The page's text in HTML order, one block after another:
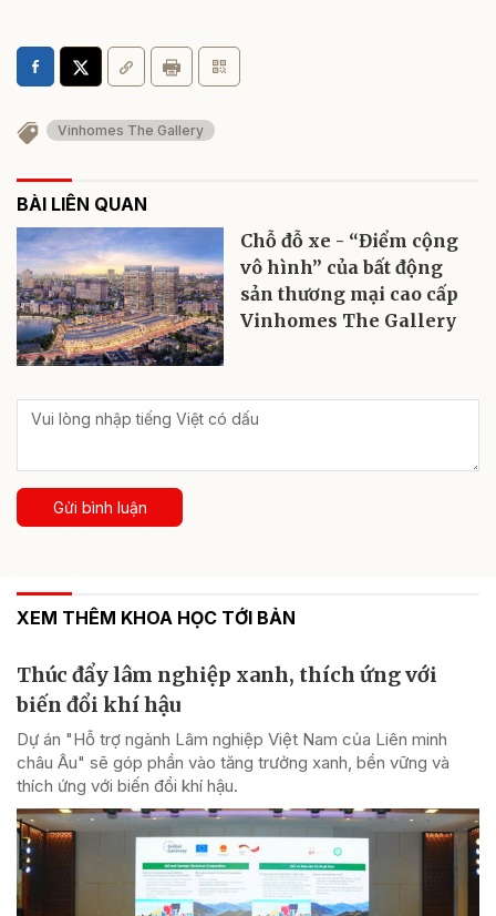
Vinhomes The Gallery
BÀI LIÊN QUAN
Chỗ đỗ xe - “Điểm cộng
vô hình” của bất động
sản thương mại cao cấp
Vinhomes The Gallery
Gửi bình luận
XEM THÊM KHOA HỌC TỚI BẢN
Thúc đẩy lâm nghiệp xanh, thích ứng với
biến đổi khí hậu
Dự án "Hỗ trợ ngành Lâm nghiệp Việt Nam của Liên minh
châu Âu" sẽ góp phần vào tăng trưởng xanh, bền vững và
thích ứng với biến đổi khí hậu.